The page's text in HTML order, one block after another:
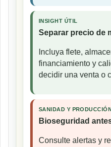
INSIGHT ÚTIL
Separar precio de
Incluya flete,
financiamiento y
decidir una venta o
SANIDAD Y
Bioseguridad
Consulte alertas y